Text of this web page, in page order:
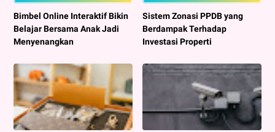
Bimbel Online Interaktif Bikin
Belajar Bersama Anak Jadi
Menyenangkan
Sistem Zonasi PPDB yang
Berdampak Terhadap
Investasi Properti